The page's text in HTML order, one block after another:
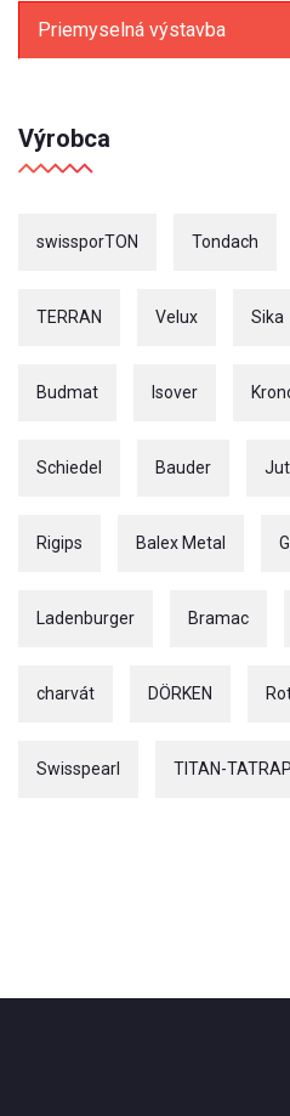
Priemyselná výstavba
Výrobca
swissporTON Tondach
TERRAN Velux Sika
Budmat Isover
Schiedel Bauder
Rigips Balex Metal
Ladenburger Bramac
charvát DÖRKEN
Swisspearl TITAN-